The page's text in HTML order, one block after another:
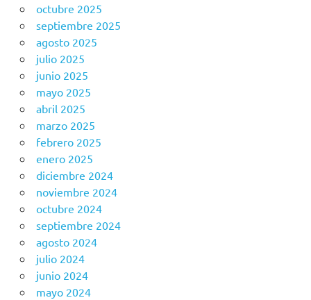
octubre 2025
septiembre 2025
agosto 2025
julio 2025
junio 2025
mayo 2025
abril 2025
marzo 2025
febrero 2025
enero 2025
diciembre 2024
noviembre 2024
octubre 2024
septiembre 2024
agosto 2024
julio 2024
junio 2024
mayo 2024